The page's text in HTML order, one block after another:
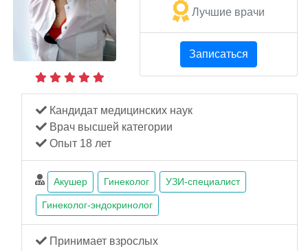
Лучшие врачи
Записаться
Кандидат медицинских наук
Врач высшей категории
Опыт 18 лет
Акушер Гинеколог УЗИ-специалист
Гинеколог-эндокринолог
Принимает взрослых